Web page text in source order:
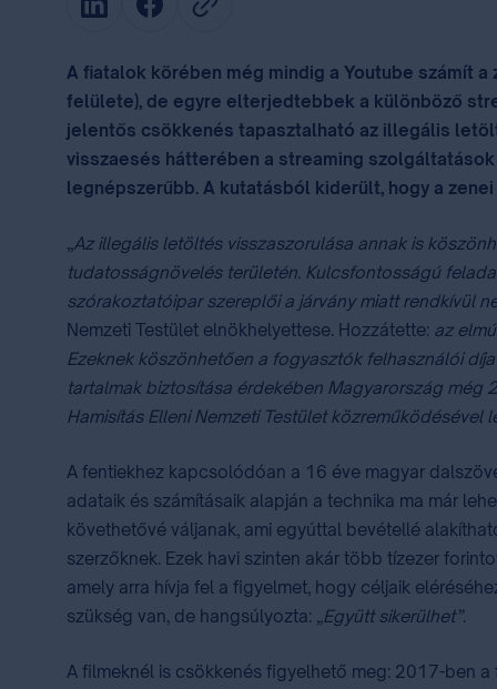
A fiatalok körében még mindig a Youtube számít
felülete), de egyre elterjedtebbek a különböző
jelentős csökkenés tapasztalható az illegális
visszaesés hátterében a streaming
legnépszerűbb. A kutatásból kiderült, hogy a
„Az illegális letöltés visszaszorulása annak is
tudatosságnövelés területén. Kulcsfontosságú
szórakoztatóipar szereplői a járvány miatt rendkívül
Nemzeti Testület elnökhelyettese. Hozzátette: az
Ezeknek köszönhetően a fogyasztók felhasználói
tartalmak biztosítása érdekében Magyarország még
Hamisítás Elleni Nemzeti Testület
A fentiekhez kapcsolódóan a 16 éve magyar
adataik és számításaik alapján a technika ma már
követhetővé váljanak, ami egyúttal bevétellé
szerzőknek. Ezek havi szinten akár több tízezer
amely arra hívja fel a figyelmet, hogy céljaik
szükség van, de hangsúlyozta: „Együtt sikerülhet”.
A filmeknél is csökkenés figyelhető meg: 2017-ben